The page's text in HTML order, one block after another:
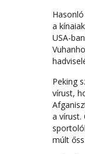
a
USA-
Peking
vírust,
a vírust.
múlt